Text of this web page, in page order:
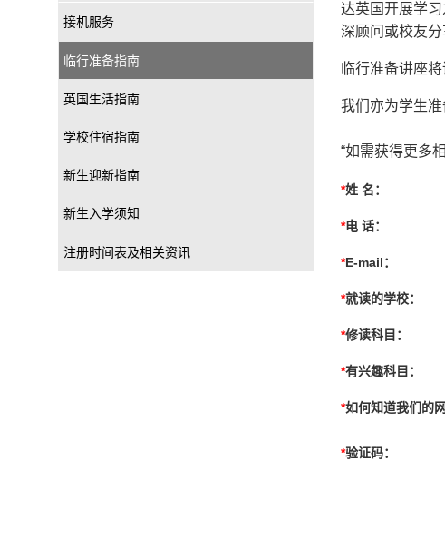
接机服务
临行准备指南
英国生活指南
学校住宿指南
新生迎新指南
新生入学须知
注册时间表及相关资讯
达英国开展学
深顾问或校友分
临行准备讲座
我们亦为学生
“如需获得更多
*姓 名：
*电 话：
*E-mail：
*就读的学校：
*修读科目：
*有兴趣科目：
*如何知道我们的网
*验证码：